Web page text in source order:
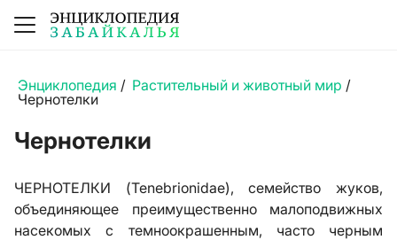
Энциклопедия / Растительный и животный мир /
Чернотелки
Чернотелки
ЧЕРНОТЕЛКИ (Tenebrionidae), семейство жуков,
объединяющее преимущественно малоподвижных
насекомых с темноокрашенным, часто черным